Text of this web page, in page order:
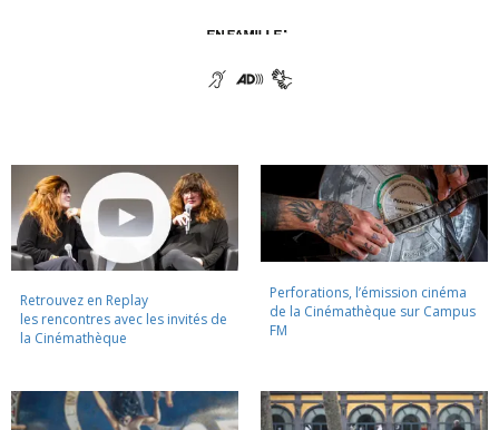
Retrouvez en Replay
les rencontres avec les invités de
la Cinémathèque
Perforations, l’émission cinéma
de la Cinémathèque sur Campus
FM